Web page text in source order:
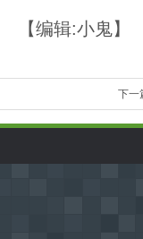
【编辑:小鬼】
下一